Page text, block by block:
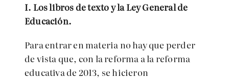
I. Los libros de texto y la Ley General de
Educación.
Para entrar en materia no hay que perder
de vista que, con la reforma a la reforma
educativa de 2013, se hicieron